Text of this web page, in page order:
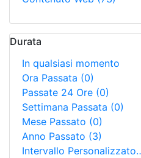
Durata
In qualsiasi momento
Ora Passata (0)
Passate 24 Ore (0)
Settimana Passata (0)
Mese Passato (0)
Anno Passato (3)
Intervallo